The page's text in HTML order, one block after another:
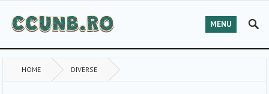
MENU
HOME DIVERSE